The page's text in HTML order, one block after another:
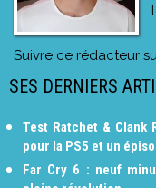
Suivre ce rédacteur
SES DERNIERS
Test Ratchet &
pour la PS5 et un
Far Cry 6 : neuf